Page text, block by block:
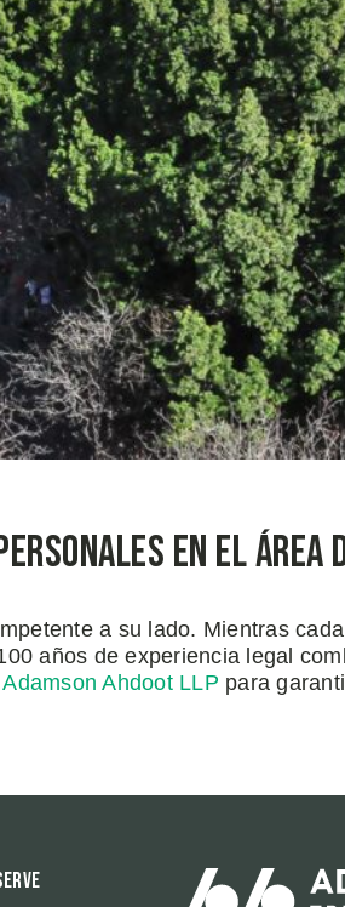
en el Área
a su lado. Mientras
años de experiencia legal
Adamson Ahdoot LLP para